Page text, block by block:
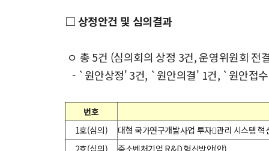
□ 상정안건 및 심의결과
ㅇ 총 5건 (심의회의 상정 3건, 운영위원회 전
- `원안상정' 3건, `원안의결' 1건, `원안접
번호
1호(심의)
대형 국가연구개발사업 투자관리 시스템 혁
2호(심의)
중소벤처기업 R&D 혁신방안(안)